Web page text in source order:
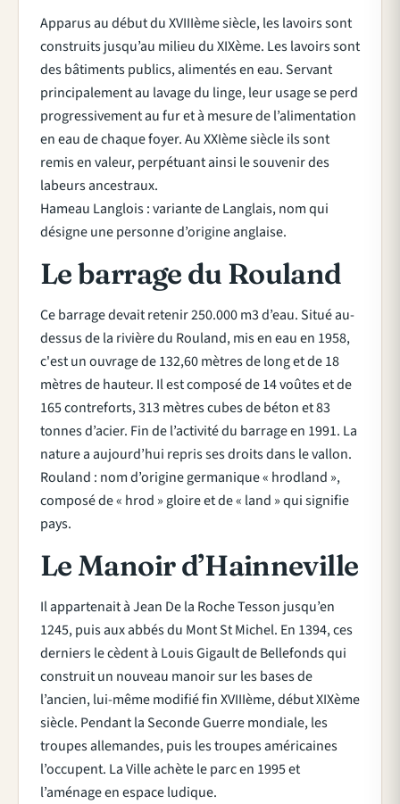
Apparus au début du XVIIIème siècle, les lavoirs sont
construits jusqu’au milieu du XIXème. Les lavoirs sont
des bâtiments publics, alimentés en eau. Servant
principalement au lavage du linge, leur usage se perd
progressivement au fur et à mesure de l’alimentation
en eau de chaque foyer. Au XXIème siècle ils sont
remis en valeur, perpétuant ainsi le souvenir des
labeurs ancestraux.
Hameau Langlois : variante de Langlais, nom qui
désigne une personne d’origine anglaise.
Le barrage du Rouland
Ce barrage devait retenir 250.000 m3 d’eau. Situé au-
dessus de la rivière du Rouland, mis en eau en 1958,
c'est un ouvrage de 132,60 mètres de long et de 18
mètres de hauteur. Il est composé de 14 voûtes et de
165 contreforts, 313 mètres cubes de béton et 83
tonnes d’acier. Fin de l’activité du barrage en 1991. La
nature a aujourd’hui repris ses droits dans le vallon.
Rouland : nom d’origine germanique « hrodland »,
composé de « hrod » gloire et de « land » qui signifie
pays.
Le Manoir d’Hainneville
Il appartenait à Jean De la Roche Tesson jusqu’en
1245, puis aux abbés du Mont St Michel. En 1394, ces
derniers le cèdent à Louis Gigault de Bellefonds qui
construit un nouveau manoir sur les bases de
l’ancien, lui-même modifié fin XVIIIème, début XIXème
siècle. Pendant la Seconde Guerre mondiale, les
troupes allemandes, puis les troupes américaines
l’occupent. La Ville achète le parc en 1995 et
l’aménage en espace ludique.